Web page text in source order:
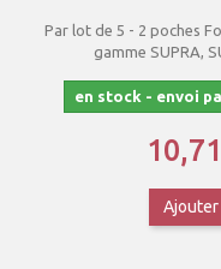
Par lot de 5 - 2 poches
gamme SUPRA,
en stock - envoi
Ajouter